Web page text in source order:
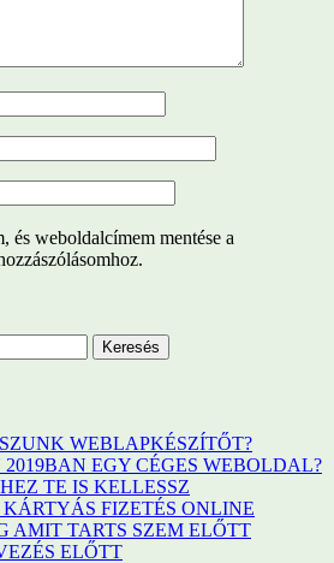
és weboldalcímem mentése a
WEBLAPKÉSZÍTŐT?
EGY CÉGES WEBOLDAL?
TE IS KELLESSZ
FIZETÉS ONLINE
AMIT TARTS SZEM ELŐTT
ELŐTT